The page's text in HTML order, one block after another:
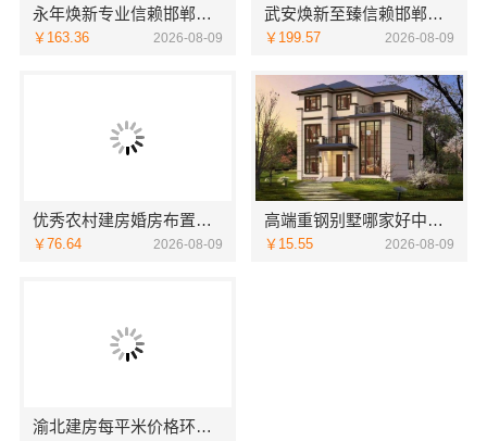
永年焕新专业信赖邯郸至臻全宅新材料有限公司
￥163.36 2026-08-09
武安焕新至臻信赖邯郸至臻全宅新材料有限公司
￥199.57 2026-08-09
优秀农村建房婚房布置中蓝建投北京建设有限公司四川
￥76.64 2026-08-09
高端重钢别墅哪家好中蓝建投北京建设有限公司四川
￥15.55 2026-08-09
渝北建房每平米价格环保材料，重庆御墅建筑材料有限公司